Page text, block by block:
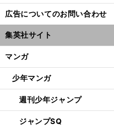
広告についてのお問い合わせ
集英社サイト
マンガ
少年マンガ
週刊少年ジャンプ
ジャンプSQ